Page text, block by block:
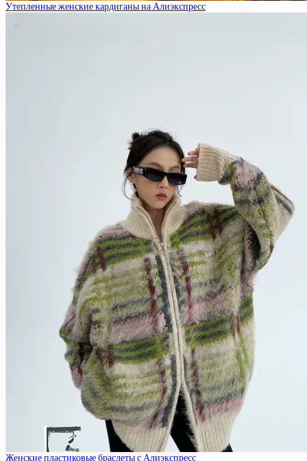
Утепленные женские кардиганы на Алиэкспресс
Женские пластиковые браслеты с Алиэкспресс